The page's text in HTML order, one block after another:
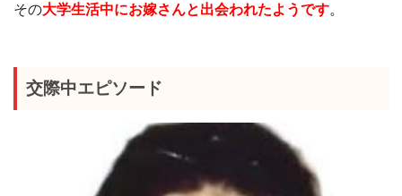
その大学生活中にお嫁さんと出会われたようです。
交際中エピソード